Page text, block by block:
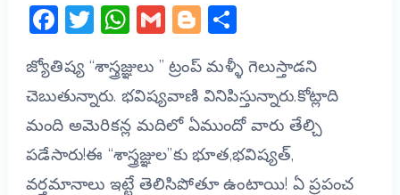
Facebook
Twitter
WhatsApp
GmailBlogger
Share
జ్యోతిష్య “శాస్త్రజ్ఞులు ” ట్రంప్ మళ్ళీ గెలుస్తాడని
చెబుతున్నారు. భవిష్యవాణి వినిపిస్తున్నారు.కోట్లాది
మంది అమెరికన్ల మదిలో ఏముందో వారు తేల్చి
పడేసారు!ఈ “శాస్త్రజ్ఞుల”కు భూత,భవిష్యత్,
వర్తమానాలు ఇట్టే తెలిసిపోతూ ఉంటాయి! ఏ ప్రపంచ